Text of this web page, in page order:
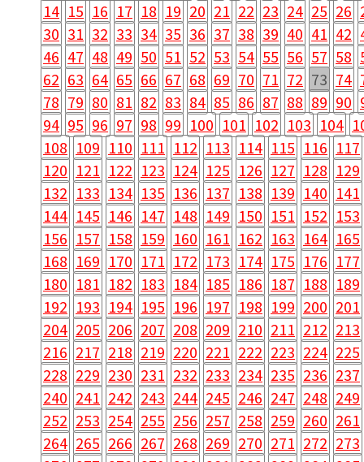
14 15 16 17 18 19 20 21 22 23 24 25 26
30 31 32 33 34 35 36 37 38 39 40 41 42
46 47 48 49 50 51 52 53 54 55 56 57 58
62 63 64 65 66 67 68 69 70 71 72 73 74
78 79 80 81 82 83 84 85 86 87 88 89 90
94 95 96 97 98 99 100 101 102 103 104
108 109 110 111 112 113 114 115 116 117
120 121 122 123 124 125 126 127 128 129
132 133 134 135 136 137 138 139 140 141
144 145 146 147 148 149 150 151 152 153
156 157 158 159 160 161 162 163 164 165
168 169 170 171 172 173 174 175 176 177
180 181 182 183 184 185 186 187 188 189
192 193 194 195 196 197 198 199 200 201
204 205 206 207 208 209 210 211 212 213
216 217 218 219 220 221 222 223 224 225
228 229 230 231 232 233 234 235 236 237
240 241 242 243 244 245 246 247 248 249
252 253 254 255 256 257 258 259 260 261
264 265 266 267 268 269 270 271 272 273